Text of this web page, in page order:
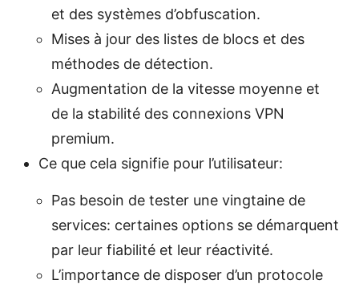
et des systèmes d’obfuscation.
Mises à jour des listes de blocs et des
méthodes de détection.
Augmentation de la vitesse moyenne et
de la stabilité des connexions VPN
premium.
Ce que cela signifie pour l’utilisateur:
Pas besoin de tester une vingtaine de
services: certaines options se démarquent
par leur fiabilité et leur réactivité.
L’importance de disposer d’un protocole